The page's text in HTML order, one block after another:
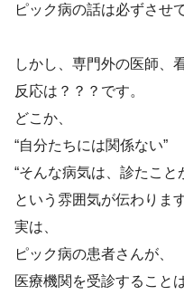
ピック病の話は必ずさせ
しかし、専門外の医師、
反応は？？？です。
どこか、
“自分たちには関係ない”
“そんな病気は、診たこと
という雰囲気が伝わります
実は、
ピック病の患者さんが、
医療機関を受診すること